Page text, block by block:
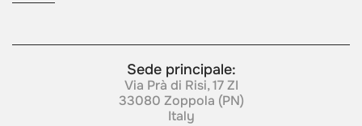
Sede principale:
Via Prà di Risi, 17 ZI
33080 Zoppola (PN)
Italy